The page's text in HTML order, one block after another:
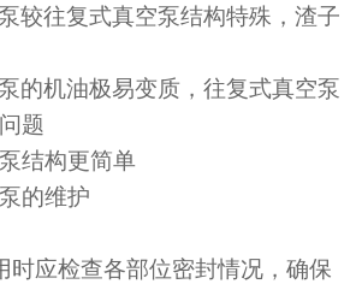
较往复式真空泵结构特殊，渣子
的机油极易变质，往复式真空泵
题
结构更简单
的维护
时应检查各部位密封情况，确保